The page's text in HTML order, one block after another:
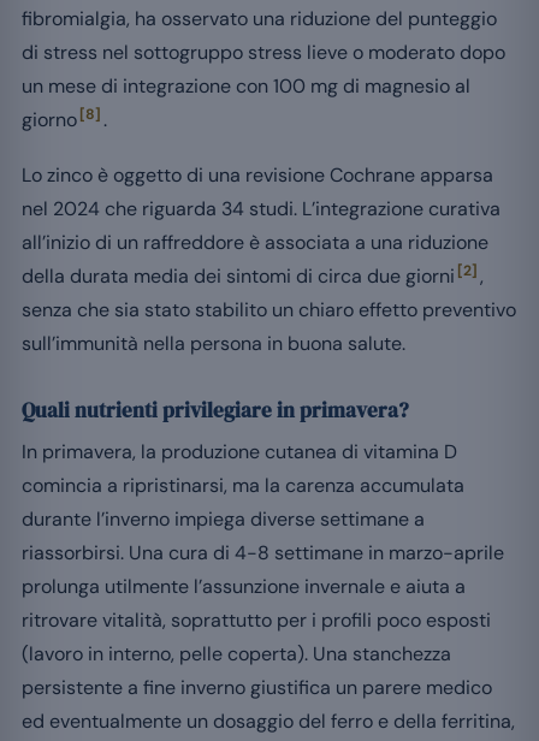
fibromialgia, ha osservato una riduzione del punteggio
di stress nel sottogruppo stress lieve o moderato dopo
un mese di integrazione con 100 mg di magnesio al
giorno[8] .
Lo zinco è oggetto di una revisione Cochrane apparsa
nel 2024 che riguarda 34 studi. L’integrazione curativa
all’inizio di un raffreddore è associata a una riduzione
della durata media dei sintomi di circa due giorni [2] ,
senza che sia stato stabilito un chiaro effetto preventivo
sull’immunità nella persona in buona salute.
Quali nutrienti privilegiare in primavera?
In primavera, la produzione cutanea di vitamina D
comincia a ripristinarsi, ma la carenza accumulata
durante l’inverno impiega diverse settimane a
riassorbirsi. Una cura di 4-8 settimane in marzo-aprile
prolunga utilmente l’assunzione invernale e aiuta a
ritrovare vitalità, soprattutto per i profili poco esposti
(lavoro in interno, pelle coperta). Una stanchezza
persistente a fine inverno giustifica un parere medico
ed eventualmente un dosaggio del ferro e della ferritina,